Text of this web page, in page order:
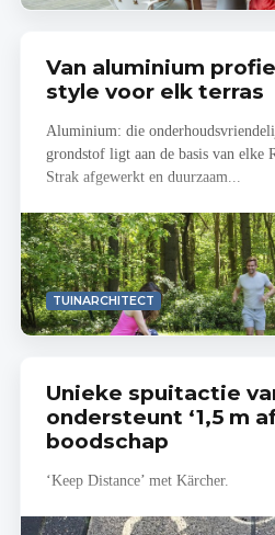
Van aluminium
style voor elk terras
Aluminium: die
grondstof ligt aan de basis van elke
Strak afgewerkt en duurzaam...
TUINARCHITECT
Unieke spuitactie
ondersteunt ‘1,5 m
boodschap
‘Keep Distance’ met Kärcher.